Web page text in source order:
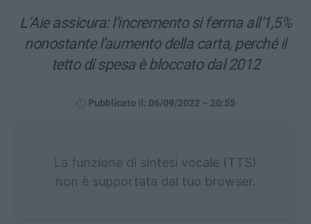
L’Aie assicura: l’incremento si ferma all’1,5%
nonostante l’aumento della carta, perché il
tetto di spesa è bloccato dal 2012
Pubblicato il: 06/09/2022 – 20:55
La funzione di sintesi vocale (TTS)
non è supportata dal tuo browser.